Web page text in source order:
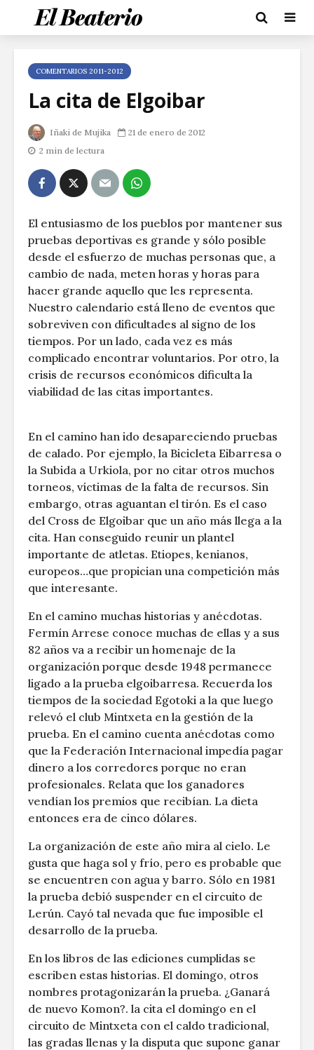
COMENTARIOS 2011-2012
La cita de Elgoibar
Iñaki de Mujika
21 de enero de 2012
2 min de lectura
El entusiasmo de los pueblos por mantener sus
pruebas deportivas es grande y sólo posible
desde el esfuerzo de muchas personas que, a
cambio de nada, meten horas y horas para
hacer grande aquello que les representa.
Nuestro calendario está lleno de eventos que
sobreviven con dificultades al signo de los
tiempos. Por un lado, cada vez es más
complicado encontrar voluntarios. Por otro, la
crisis de recursos económicos dificulta la
viabilidad de las citas importantes.
En el camino han ido desapareciendo pruebas
de calado. Por ejemplo, la Bicicleta Eibarresa o
la Subida a Urkiola, por no citar otros muchos
torneos, víctimas de la falta de recursos. Sin
embargo, otras aguantan el tirón. Es el caso
del Cross de Elgoibar que un año más llega a la
cita. Han conseguido reunir un plantel
importante de atletas. Etiopes, kenianos,
europeos…que propician una competición más
que interesante.
En el camino muchas historias y anécdotas.
Fermín Arrese conoce muchas de ellas y a sus
82 años va a recibir un homenaje de la
organización porque desde 1948 permanece
ligado a la prueba elgoibarresa. Recuerda los
tiempos de la sociedad Egotoki a la que luego
relevó el club Mintxeta en la gestión de la
prueba. En el camino cuenta anécdotas como
que la Federación Internacional impedía pagar
dinero a los corredores porque no eran
profesionales. Relata que los ganadores
vendían los premios que recibían. La dieta
entonces era de cinco dólares.
La organización de este año mira al cielo. Le
gusta que haga sol y frío, pero es probable que
se encuentren con agua y barro. Sólo en 1981
la prueba debió suspender en el circuito de
Lerún. Cayó tal nevada que fue imposible el
desarrollo de la prueba.
En los libros de las ediciones cumplidas se
escriben estas historias. El domingo, otros
nombres protagonizarán la prueba. ¿Ganará
de nuevo Komon?. la cita el domingo en el
circuito de Mintxeta con el caldo tradicional,
las gradas llenas y la disputa que supone ganar